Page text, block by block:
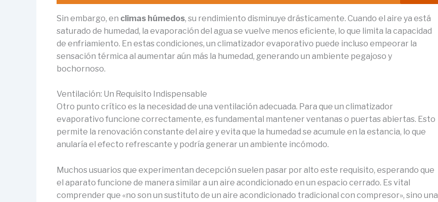
Sin embargo, en climas húmedos, su rendimiento disminuye drásticamente. Cuando el aire ya está
saturado de humedad, la evaporación del agua se vuelve menos eficiente, lo que limita la capacidad
de enfriamiento. En estas condiciones, un climatizador evaporativo puede incluso empeorar la
sensación térmica al aumentar aún más la humedad, generando un ambiente pegajoso y
bochornoso.
Ventilación: Un Requisito Indispensable
Otro punto crítico es la necesidad de una ventilación adecuada. Para que un climatizador
evaporativo funcione correctamente, es fundamental mantener ventanas o puertas abiertas. Esto
permite la renovación constante del aire y evita que la humedad se acumule en la estancia, lo que
anularía el efecto refrescante y podría generar un ambiente incómodo.
Muchos usuarios que experimentan decepción suelen pasar por alto este requisito, esperando que
el aparato funcione de manera similar a un aire acondicionado en un espacio cerrado. Es vital
comprender que «no son un sustituto de un aire acondicionado tradicional con compresor», sino una